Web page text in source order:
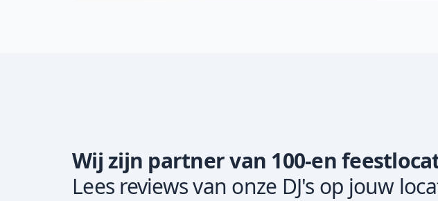
Wij zijn partner van 100-en
Lees reviews van onze DJ's op jouw